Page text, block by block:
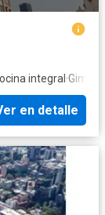
integral·
en detalle